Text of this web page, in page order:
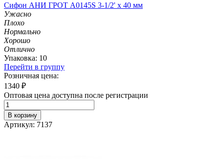
Сифон АНИ ГРОТ А0145S 3-1/2' х 40 мм
Ужасно
Плохо
Нормально
Хорошо
Отлично
Упаковка: 10
Перейти в группу
Розничная цена:
1340 ₽
Оптовая цена доступна после регистрации
В корзину
Артикул: 7137